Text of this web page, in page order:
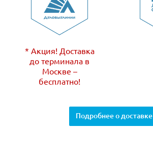
* Акция! Доставка
до терминала в
Москве –
бесплатно!
Подробнее о доставке